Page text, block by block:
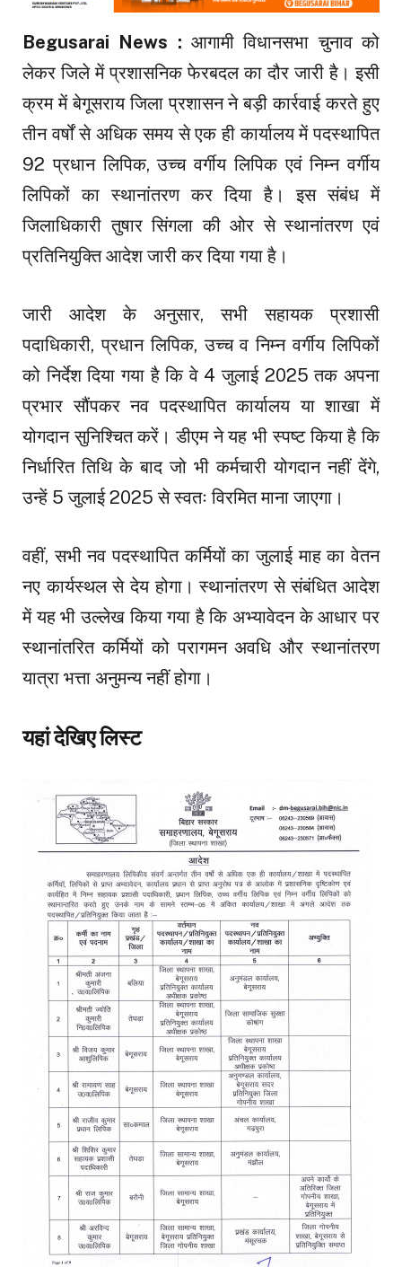
Begusarai News : आगामी विधानसभा चुनाव को
लेकर जिले में प्रशासनिक फेरबदल का दौर जारी है। इसी
क्रम में बेगूसराय जिला प्रशासन ने बड़ी कार्रवाई करते हुए
तीन वर्षों से अधिक समय से एक ही कार्यालय में पदस्थापित
92 प्रधान लिपिक, उच्च वर्गीय लिपिक एवं निम्न वर्गीय
लिपिकों का स्थानांतरण कर दिया है। इस संबंध में
जिलाधिकारी तुषार सिंगला की ओर से स्थानांतरण एवं
प्रतिनियुक्ति आदेश जारी कर दिया गया है।
जारी आदेश के अनुसार, सभी सहायक प्रशासी
पदाधिकारी, प्रधान लिपिक, उच्च व निम्न वर्गीय लिपिकों
को निर्देश दिया गया है कि वे 4 जुलाई 2025 तक अपना
प्रभार सौंपकर नव पदस्थापित कार्यालय या शाखा में
योगदान सुनिश्चित करें। डीएम ने यह भी स्पष्ट किया है कि
निर्धारित तिथि के बाद जो भी कर्मचारी योगदान नहीं देंगे,
उन्हें 5 जुलाई 2025 से स्वतः विरमित माना जाएगा।
वहीं, सभी नव पदस्थापित कर्मियों का जुलाई माह का वेतन
नए कार्यस्थल से देय होगा। स्थानांतरण से संबंधित आदेश
में यह भी उल्लेख किया गया है कि अभ्यावेदन के आधार पर
स्थानांतरित कर्मियों को परागमन अवधि और स्थानांतरण
यात्रा भत्ता अनुमन्य नहीं होगा।
यहां देखिए लिस्ट